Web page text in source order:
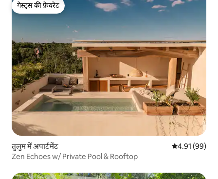
गेस्ट्स की फ़ेवरेट
गेस्ट्स की फ़ेवरेट
तुलुम में अपार्टमेंट औसत रेटिंग 5 में
4.91 (99)
Zen Echoes w/ Private Pool & Rooftop